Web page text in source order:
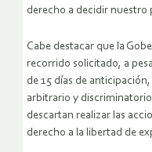
derecho a decidir nuestro
Cabe destacar que la
recorrido solicitado, a
de 15 días de
arbitrario y
descartan realizar las
derecho a la libertad de